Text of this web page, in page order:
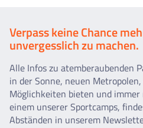
Verpass keine Chance
unvergesslich zu machen.
Alle Infos zu atemberaubenden
in der Sonne, neuen
Möglichkeiten bieten und
einem unserer Sportcamps,
Abständen in unserem